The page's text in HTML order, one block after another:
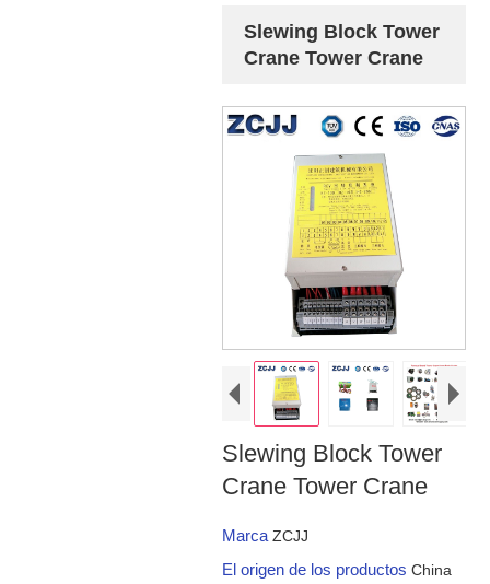
Slewing Block Tower
Crane Tower Crane
Slewing Block Tower
Crane Tower Crane
MarcaZCJJ
El origen de los productos China